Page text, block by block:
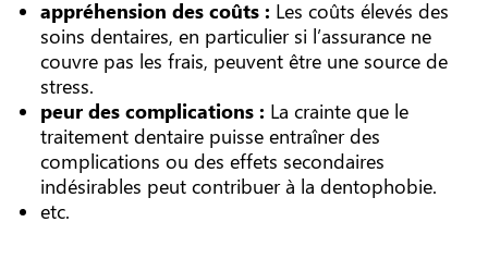
appréhension des coûts : Les coûts élevés des
soins dentaires, en particulier si l’assurance ne
couvre pas les frais, peuvent être une source de
stress.
peur des complications : La crainte que le
traitement dentaire puisse entraîner des
complications ou des effets secondaires
indésirables peut contribuer à la dentophobie.
etc.